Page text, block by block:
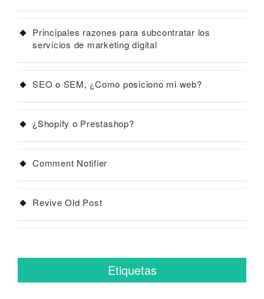
Principales razones para subcontratar los
servicios de marketing digital
SEO o SEM, ¿Como posiciono mi web?
¿Shopify o Prestashop?
Comment Notifier
Revive Old Post
Etiquetas